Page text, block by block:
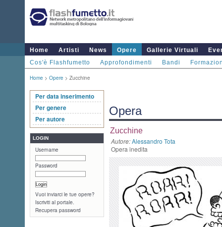
Home Artisti News Opere Gallerie Virtuali
Cos'è Flashfumetto
Approfondimenti Bandi
Home > Opere > Zucchine
Per data inserimento
Per genere
Per autore
LOGIN
Username
Password
Vuoi inviarci le tue opere?
Iscriviti al portale.
Recupera password
Opera
Zucchine
Autore:Alessandro Tota
Opera inedita